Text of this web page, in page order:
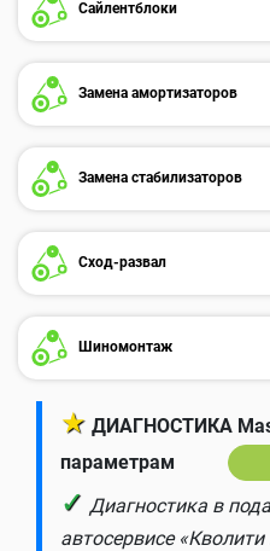
Сайлентблоки
Замена амортизаторов
Замена стабилизаторов
Сход-развал
Шиномонтаж
★ ДИАГНОСТИКА
параметрам
✓ Диагностика в
автосервисе